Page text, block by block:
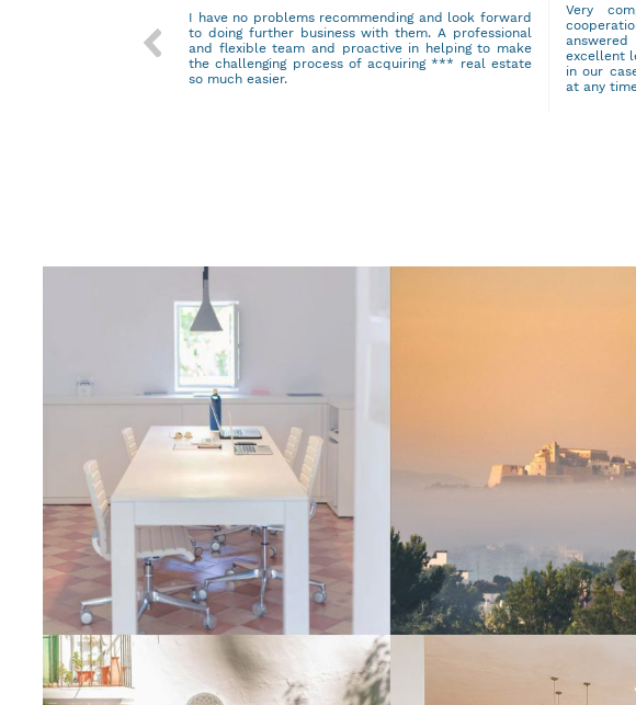
I have no problems recommending and look forward
to doing further business with them. A professional
and flexible team and proactive in helping to make
the challenging process of acquiring *** real estate
so much easier.
Very
excellent
in our
at any